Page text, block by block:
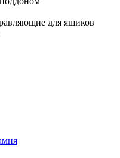
для ящиков